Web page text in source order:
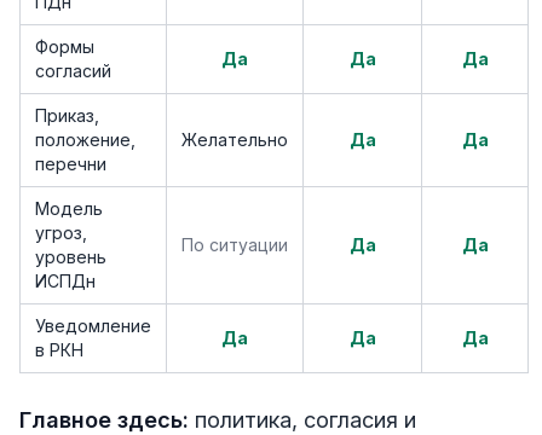
Формы
согласий
Да Да Да
Приказ,
положение,
перечни
Желательно Да Да
Модель
угроз,
уровень
ИСПДн
По ситуации Да Да
Уведомление
в РКН
Да Да Да
Главное здесь: политика, согласия и